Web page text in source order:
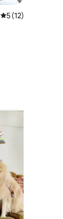
Prosječna ocjena:
5 (12)